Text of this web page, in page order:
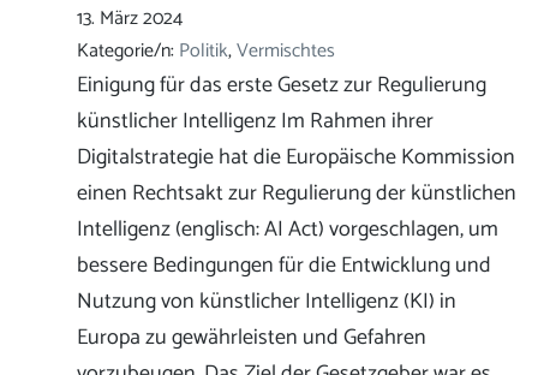
13. März 2024
Kategorie/n:Politik, Vermischtes
Einigung für das erste Gesetz zur Regulierung
künstlicher Intelligenz Im Rahmen ihrer
Digitalstrategie hat die Europäische Kommission
einen Rechtsakt zur Regulierung der künstlichen
Intelligenz (englisch: AI Act) vorgeschlagen, um
bessere Bedingungen für die Entwicklung und
Nutzung von künstlicher Intelligenz (KI) in
Europa zu gewährleisten und Gefahren